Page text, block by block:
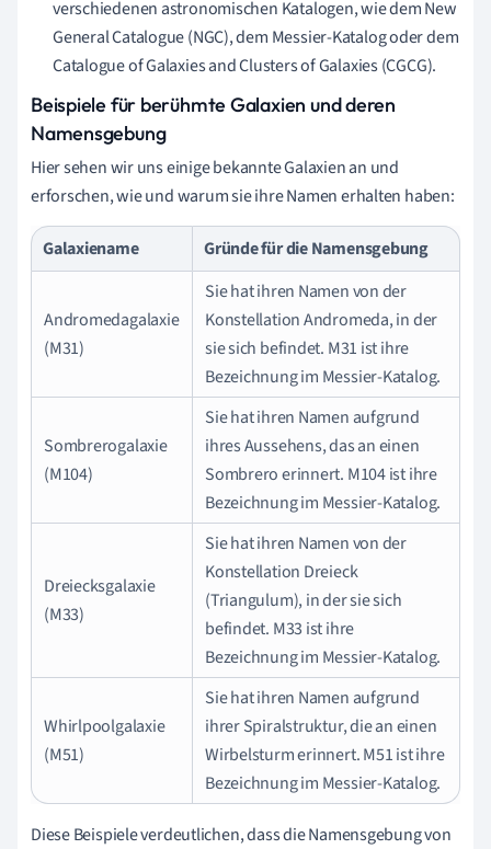
verschiedenen astronomischen Katalogen, wie dem New
General Catalogue (NGC), dem Messier-Katalog oder dem
Catalogue of Galaxies and Clusters of Galaxies (CGCG).
Beispiele für berühmte Galaxien und deren
Namensgebung
Hier sehen wir uns einige bekannte Galaxien an und
erforschen, wie und warum sie ihre Namen erhalten haben:
Galaxiename Gründe für die Namensgebung
Andromedagalaxie
(M31)
Sie hat ihren Namen von der
Konstellation Andromeda, in der
sie sich befindet. M31 ist ihre
Bezeichnung im Messier-Katalog.
Sombrerogalaxie
(M104)
Sie hat ihren Namen aufgrund
ihres Aussehens, das an einen
Sombrero erinnert. M104 ist ihre
Bezeichnung im Messier-Katalog.
Dreiecksgalaxie
(M33)
Sie hat ihren Namen von der
Konstellation Dreieck
(Triangulum), in der sie sich
befindet. M33 ist ihre
Bezeichnung im Messier-Katalog.
Whirlpoolgalaxie
(M51)
Sie hat ihren Namen aufgrund
ihrer Spiralstruktur, die an einen
Wirbelsturm erinnert. M51 ist ihre
Bezeichnung im Messier-Katalog.
Diese Beispiele verdeutlichen, dass die Namensgebung von